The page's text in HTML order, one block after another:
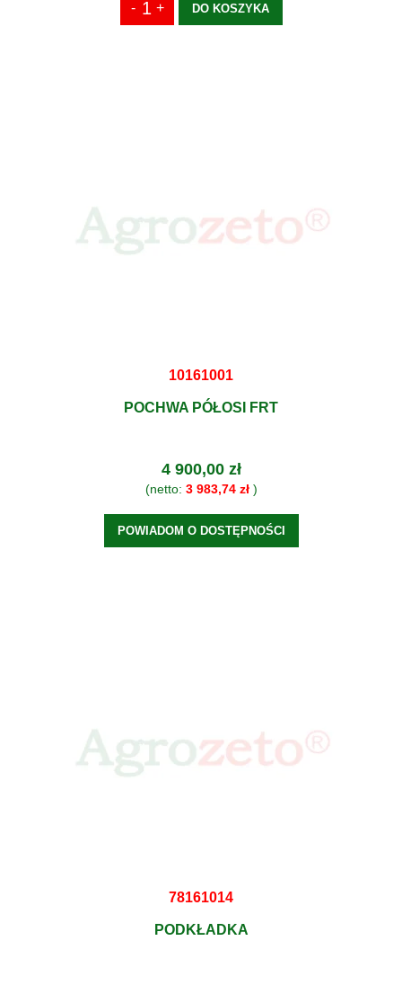
DO KOSZYKA
10161001
POCHWA PÓŁOSI FRT
4 900,00 zł
(netto: 3 983,74 zł)
POWIADOM O DOSTĘPNOŚCI
78161014
PODKŁADKA